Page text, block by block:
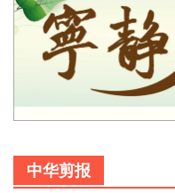
中华剪报